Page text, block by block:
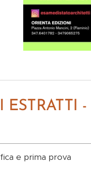
ESTRATTI
e prima prova